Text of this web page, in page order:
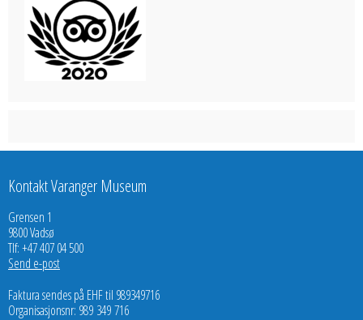
Kontakt Varanger Museum
Grensen 1
9800 Vadsø
Tlf: +47 407 04 500
Send e-post
Faktura sendes på EHF til 989349716
Organisasjonsnr: 989 349 716